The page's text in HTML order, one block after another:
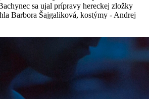
sa ujal prípravy hereckej zložky
Barbora Šajgaliková, kostýmy - Andrej